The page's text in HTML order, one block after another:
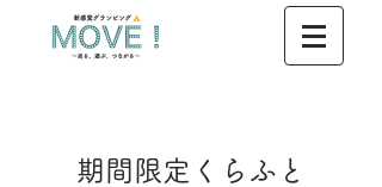
期間限定くらふと